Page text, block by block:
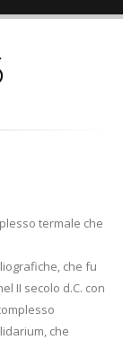
termale che
che fu
II secolo d.C. con
che